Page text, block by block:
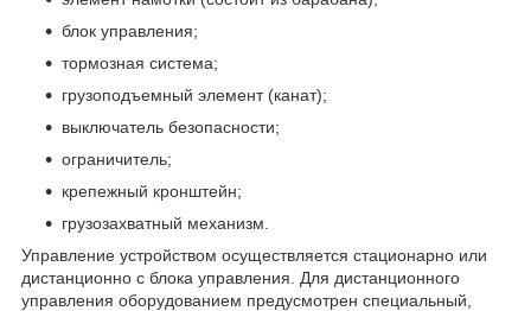
блок управления;
тормозная система;
грузоподъемный элемент (канат);
выключатель безопасности;
ограничитель;
крепежный кронштейн;
грузозахватный механизм.
Управление устройством осуществляется стационарно или
дистанционно с блока управления. Для дистанционного
управления оборудованием предусмотрен специальный,